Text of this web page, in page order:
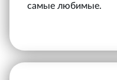
самые любимые.